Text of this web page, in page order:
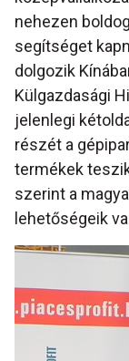
nehezen
segítséget
dolgozik
Külgazdasági
jelenlegi
részét a
termékek
szerint a
lehetőségeik